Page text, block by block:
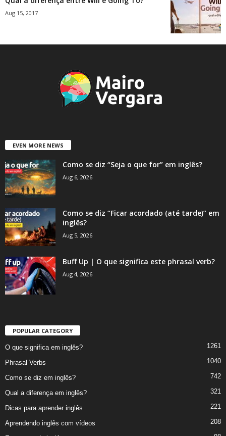
Aug 15, 2017
EVEN MORE NEWS
Como se diz “Seja o que for” em inglês?
Aug 6, 2026
Como se diz “Ficar acordado (até tarde)” em
inglês?
Aug 5, 2026
Buff Up | O que significa este phrasal verb?
Aug 4, 2026
POPULAR CATEGORY
O que significa em inglês? 1261
Phrasal Verbs 1040
Como se diz em inglês? 742
Qual a diferença em inglês? 321
Dicas para aprender inglês 221
Aprendendo inglês com vídeos 208